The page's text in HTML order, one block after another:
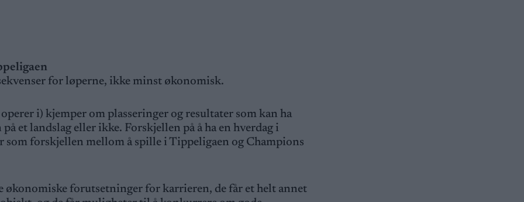
for løperne, ikke minst økonomisk.
i) kjemper om plasseringer og resultater som kan ha
et landslag eller ikke. Forskjellen på å ha en hverdag i
som forskjellen mellom å spille i Tippeligaen og Champions
økonomiske forutsetninger for karrieren, de får et helt annet